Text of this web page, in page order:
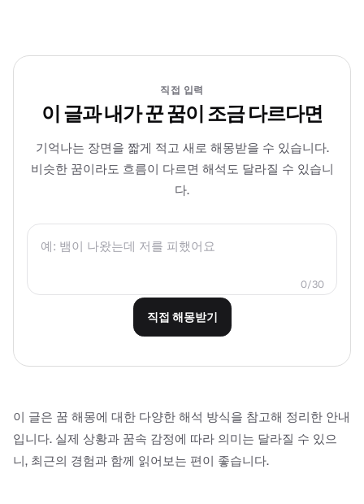
직접 입력
이 글과 내가 꾼 꿈이 조금 다르다면
기억나는 장면을 짧게 적고 새로 해몽받을 수 있습니다.
비슷한 꿈이라도 흐름이 다르면 해석도 달라질 수 있습니
다.
0/30
직접 해몽받기
이 글은 꿈 해몽에 대한 다양한 해석 방식을 참고해 정리한 안내
입니다. 실제 상황과 꿈속 감정에 따라 의미는 달라질 수 있으
니, 최근의 경험과 함께 읽어보는 편이 좋습니다.